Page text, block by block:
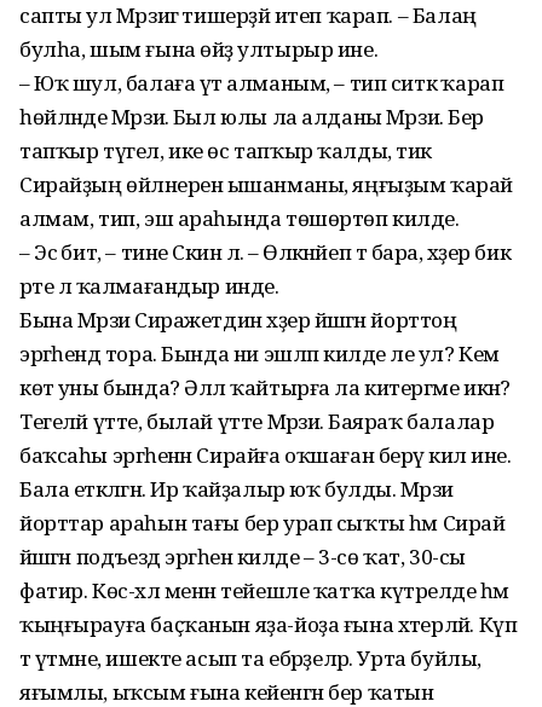
сапты ул Мәрзиәгә тишерҙәй итеп ҡарап. – Балаң
булһа, шым ғына өйҙә ултырыр ине.
– Юҡ шул, балаға үтә алманым, – тип ситкә ҡарап
һөйләнде Мәрзиә. Был юлы ла алданы Мәрзиә. Бер
тапҡыр түгел, ике өс тапҡыр ҡалды, тик
Сирайҙың өйләнеренә ышанманы, яңғыҙым ҡарай
алмам, тип, эш араһында төшөртөп килде.
– Эсә бит, – тине Сәкинә лә. – Өлкәнәйеп тә бара, хәҙер бик
рәте лә ҡалмағандыр инде.
Бына Мәрзиә Сиражетдин хәҙер йәшәгән йорттоң
эргәһендә тора. Бында ни эшләп килде әле ул? Кем
көтә уны бында? Әллә ҡайтырға ла китергәме икән?
Тегеләй үтте, былай үтте Мәрзиә. Баяраҡ балалар
баҡсаһы эргәһенән Сирайға оҡшаған берәү килә ине.
Бала етәкләгән. Ир ҡайҙалыр юҡ булды. Мәрзиә
йорттар араһын тағы бер урап сыҡты һәм Сирай
йәшәгән подъезд эргәһенә килде – 3-сө ҡат, 30-сы
фатир. Көс-хәл менән тейешле ҡатҡа күтәрелде һәм
ҡыңғырауға баҫҡанын яҙа-йоҙа ғына хәтерләй. Күп
тә үтмәне, ишекте асып та ебәрҙеләр. Урта буйлы,
яғымлы, ыҡсым ғына кейенгән бер ҡатын